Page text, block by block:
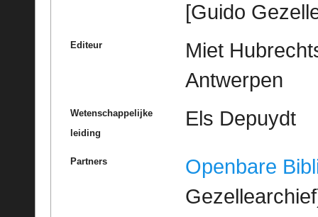
[Guido
Editeur
Miet
Antwerpen
Wetenschappelijke
leiding
Els Depuydt
Partners
Openbare